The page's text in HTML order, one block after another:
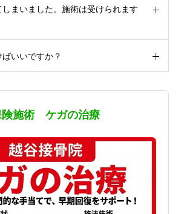
まいました。施術は受けられます
いいですか？
険施術 ケガの治療